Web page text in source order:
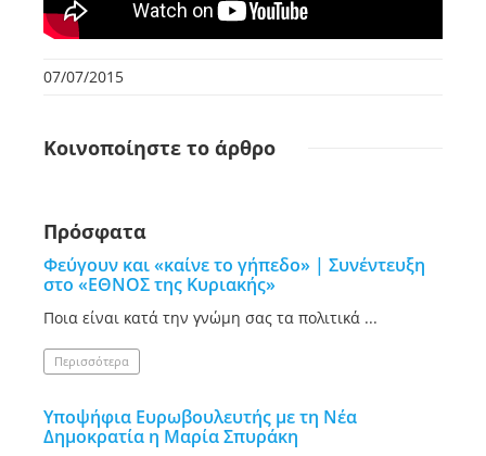
07/07/2015
Κοινοποίηστε το άρθρο
Πρόσφατα
Φεύγουν και «καίνε το γήπεδο» | Συνέντευξη
στο «ΕΘΝΟΣ της Κυριακής»
Ποια είναι κατά την γνώμη σας τα πολιτικά ...
Περισσότερα
Υποψήφια Ευρωβουλευτής με τη Νέα
Δημοκρατία η Μαρία Σπυράκη